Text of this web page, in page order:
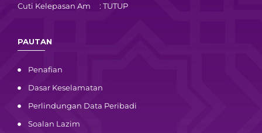
Cuti Kelepasan Am : TUTUP
PAUTAN
Penafian
Dasar Keselamatan
Perlindungan Data Peribadi
Soalan Lazim